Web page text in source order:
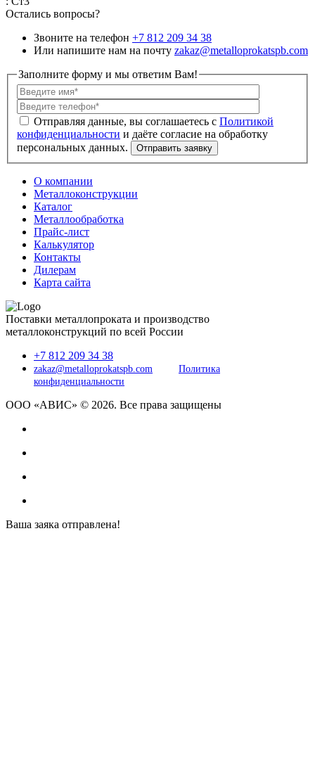
Остались вопросы?
Звоните на телефон +7 812 209 34 38
Или напишите нам на почту zakaz@metalloprokatspb.com
Заполните форму и мы ответим Вам!
Политикой
конфиденциальности
О компании
Металлоконструкции
Каталог
Металлообработка
Прайс-лист
Калькулятор
Контакты
Дилерам
Карта сайта
Поставки металлопроката и производство
металлоконструкций по всей России
+7 812 209 34 38
zakaz@metalloprokatspb.com
Политика
конфиденциальности
ООО «АВИС» © 2026. Все права защищены
Ваша заяка отправлена!